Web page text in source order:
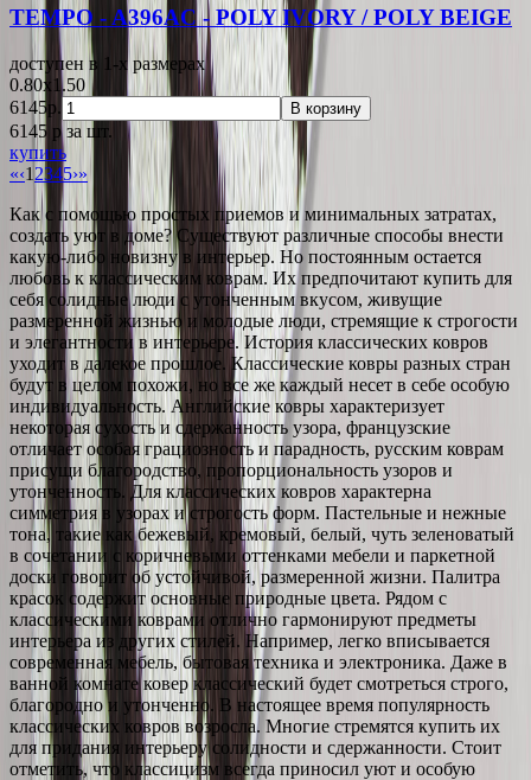
TEMPO - A396AC - POLY IVORY / POLY BEIGE
доступен в 1-x размерах
0.80x1.50
6145р.
В корзину
6145 pза шт.
купить
«‹1 2345›»
Как с помощью простых приемов и минимальных затратах,
создать уют в доме? Существуют различные способы внести
какую-либо новизну в интерьер. Но постоянным остается
любовь к классическим коврам. Их предпочитают купить для
себя солидные люди с утонченным вкусом, живущие
размеренной жизнью и молодые люди, стремящие к строгости
и элегантности в интерьере. История классических ковров
уходит в далекое прошлое. Классические ковры разных стран
будут в целом похожи, но все же каждый несет в себе особую
индивидуальность. Английские ковры характеризует
некоторая сухость и сдержанность узора, французские
отличает особая грациозность и парадность, русским коврам
присущи благородство, пропорциональность узоров и
утонченность. Для классических ковров характерна
симметрия в узорах и строгость форм. Пастельные и нежные
тона, такие как бежевый, кремовый, белый, чуть зеленоватый
в сочетании с коричневыми оттенками мебели и паркетной
доски говорит об устойчивой, размеренной жизни. Палитра
красок содержит основные природные цвета. Рядом с
классическими коврами отлично гармонируют предметы
интерьера из других стилей. Например, легко вписывается
современная мебель, бытовая техника и электроника. Даже в
ванной комнате ковер классический будет смотреться строго,
благородно и утонченно. В настоящее время популярность
классических ковров возросла. Многие стремятся купить их
для придания интерьеру солидности и сдержанности. Стоит
отметить, что классицизм всегда приносил уют и особую